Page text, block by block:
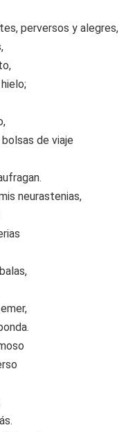
perversos y alegres,
de viaje
neurastenias,